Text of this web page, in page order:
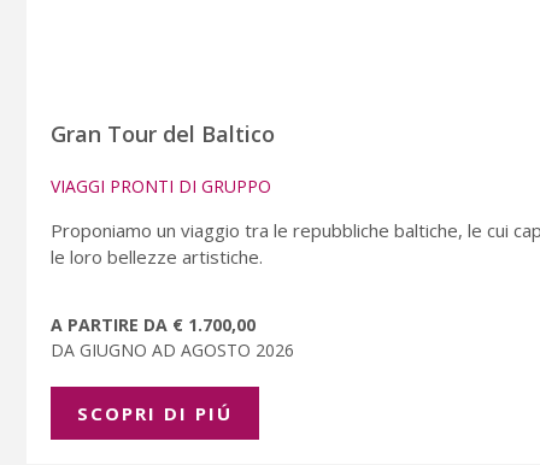
Gran Tour del Baltico
VIAGGI PRONTI DI GRUPPO
Proponiamo un viaggio tra le repubbliche baltiche, le cui
le loro bellezze artistiche.
A PARTIRE DA € 1.700,00
DA GIUGNO AD AGOSTO 2026
SCOPRI DI PIÚ